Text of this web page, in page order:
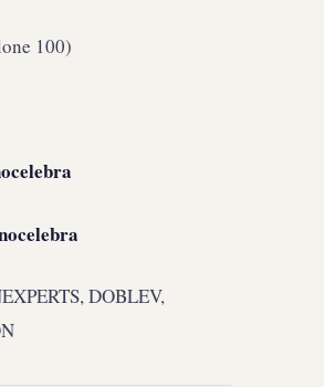
100)
DOBLEV,